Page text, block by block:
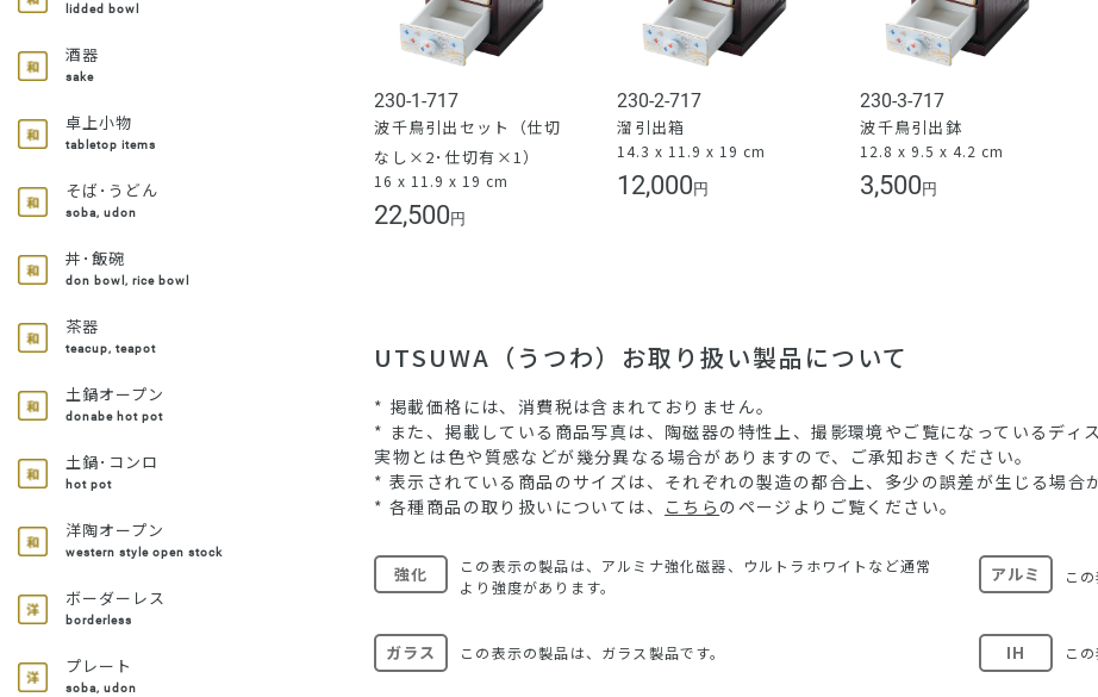
lidded bowl
酒器
sake
卓上小物
tabletop items
そば･うどん
soba, udon
丼･飯碗
don bowl, rice bowl
茶器
teacup, teapot
土鍋オープン
donabe hot pot
土鍋･コンロ
hot pot
洋陶オープン
western style open stock
ボーダーレス
borderless
プレート
soba, udon
230-1-717
波千鳥引出セット（仕切
なし×2･仕切有×1）
16 x 11.9 x 19 cm
22,500 円
230-2-717
溜引出箱
14.3 x 11.9 x 19 cm
12,000 円
230-3-717
波千鳥引出鉢
12.8 x 9.5 x 4.2 cm
3,500 円
UTSUWA（うつわ）お取り扱い製品について
* 掲載価格には、消費税は含まれておりません。
* また、掲載している商品写真は、陶磁器の特性上、撮影環境やご覧になっているディ
実物とは色や質感などが幾分異なる場合がありますので、ご承知おきください。
* 表示されている商品のサイズは、それぞれの製造の都合上、多少の誤差が生じる場合
* 各種商品の取り扱いについては、 こちら のページよりご覧ください。
強化
この表示の製品は、アルミナ強化磁器、ウルトラホワイトなど通常
より強度があります。
アルミ こ
ガラス この表示の製品は、ガラス製品です。 IH こ